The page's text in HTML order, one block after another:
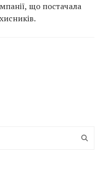
що постачала